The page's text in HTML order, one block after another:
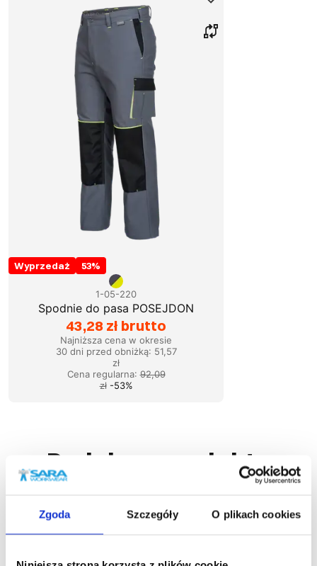
Zgoda Szczegóły O plikach cookies
Wyprzedaż 53%
1-05-220
Spodnie do pasa POSEJDON
43,28 zł brutto
Najniższa cena w okresie
30 dni przed obniżką: 51,57
zł
Cena regularna:92,09
zł -53%
Podobne produkty